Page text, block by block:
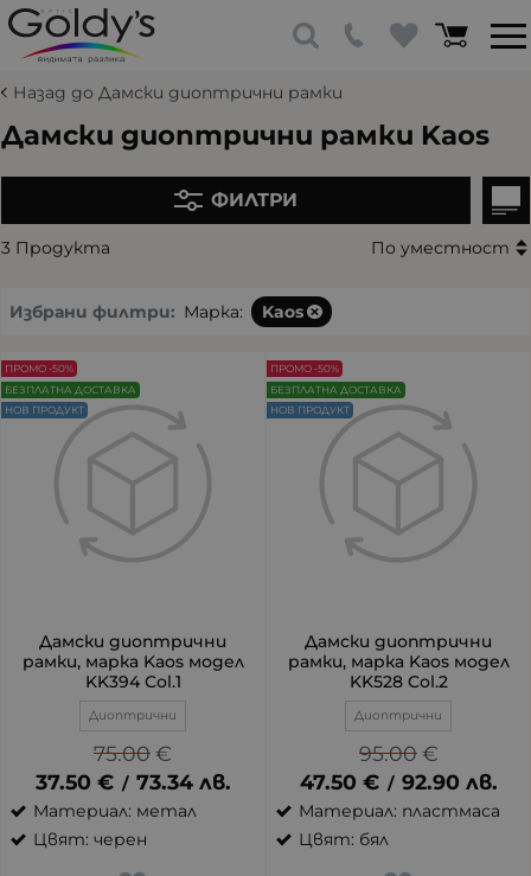
Назад до Дамски диоптрични рамки
Дамски диоптрични рамки Kaos
ФИЛТРИ
3 Продукта По уместност
Избрани филтри: Марка: Kaos
Дамски диоптрични
рамки, марка Kaos модел
KK394 Col.1
Диоптрични
75.00€
37.50 € / 73.34 лв.
Материал: метал
Цвят: черен
ПРОМО -50%
БЕЗПЛАТНА ДОСТАВКА
НОВ ПРОДУКТ
Дамски диоптрични
рамки, марка Kaos модел
KK528 Col.2
Диоптрични
95.00 €
47.50 € / 92.90 лв.
Материал: пластмаса
Цвят: бял
ПРОМО -50%
БЕЗПЛАТНА ДОСТАВКА
НОВ ПРОДУКТ